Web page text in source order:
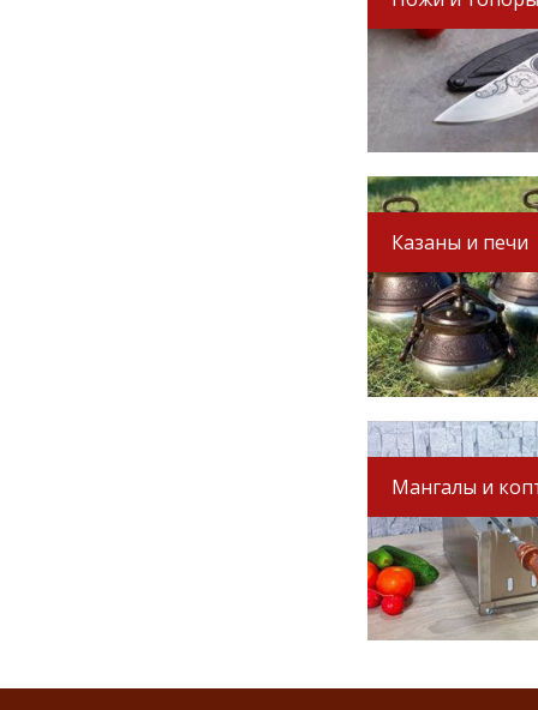
Казаны и печи
Мангалы и